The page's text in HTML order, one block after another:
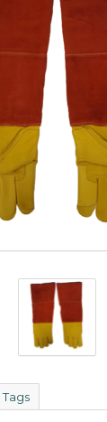
Tags